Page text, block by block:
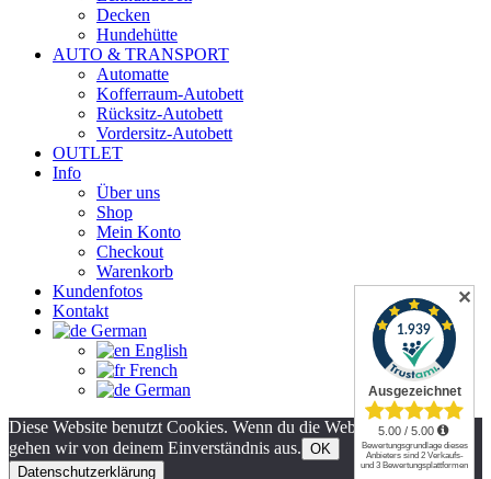
Decken
Hundehütte
AUTO & TRANSPORT
Automatte
Kofferraum-Autobett
Rücksitz-Autobett
Vordersitz-Autobett
OUTLET
Info
Über uns
Shop
Mein Konto
Checkout
Warenkorb
Kundenfotos
Kontakt
German
English
French
German
✕
Diese Website benutzt Cookies. Wenn du die Website weiter nutzt,
gehen wir von deinem Einverständnis aus. OK
Datenschutzerklärung